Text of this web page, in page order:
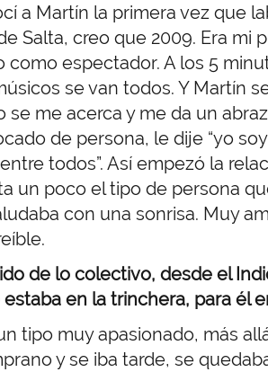
a Martín la primera vez que
Salta, creo que 2009. Era mi
como espectador. A los 5
se van todos. Y Martín
me acerca y me da un
de persona, le dije “yo soy
todos”. Así empezó la
un poco el tipo de persona
con una sonrisa. Muy
de lo colectivo, desde el
estaba en la trinchera, para él
tipo muy apasionado, más
y se iba tarde, se